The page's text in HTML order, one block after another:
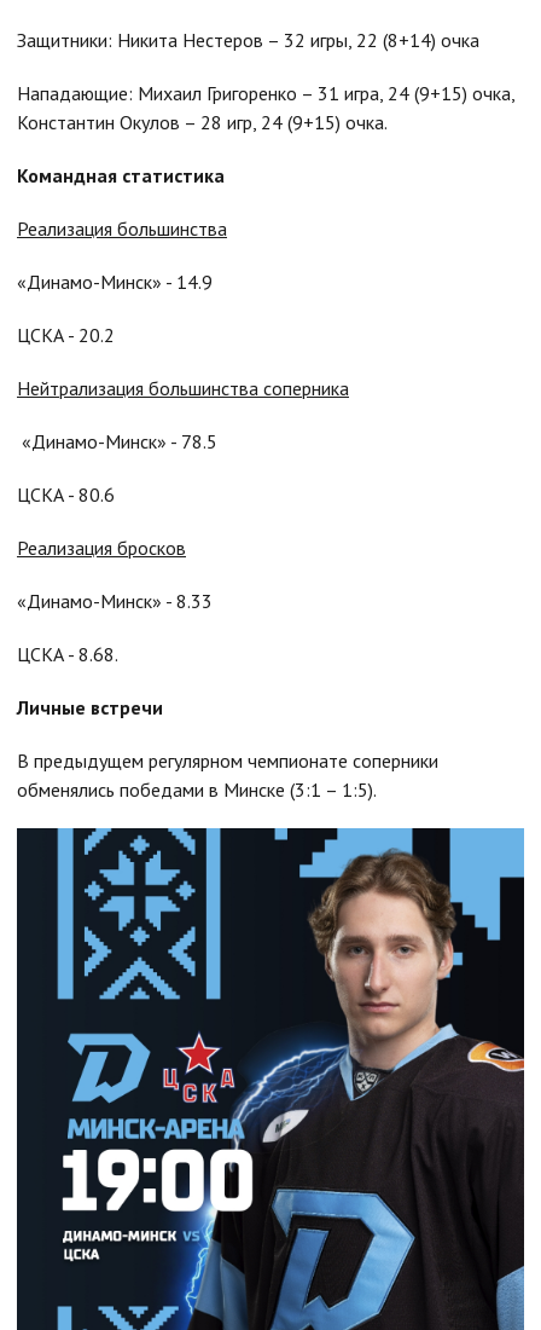
Защитники: Никита Нестеров – 32 игры, 22 (8+14) очка
Нападающие: Михаил Григоренко – 31 игра, 24 (9+15) очка,
Константин Окулов – 28 игр, 24 (9+15) очка.
Командная статистика
Реализация большинства
«Динамо-Минск» - 14.9
ЦСКА - 20.2
Нейтрализация большинства соперника
«Динамо-Минск» - 78.5
ЦСКА - 80.6
Реализация бросков
«Динамо-Минск» - 8.33
ЦСКА - 8.68.
Личные встречи
В предыдущем регулярном чемпионате соперники
обменялись победами в Минске (3:1 – 1:5).